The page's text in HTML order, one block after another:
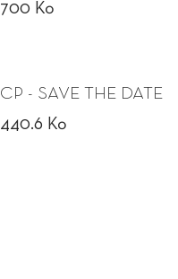
700 Ko
CP - SAVE THE DATE
440.6 Ko